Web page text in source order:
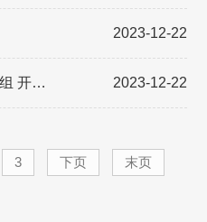
2023-12-22
直属党支部理论学习中心组 开展学习贯彻习近平文化思想专题学习 2023-12-22
3 下页 末页